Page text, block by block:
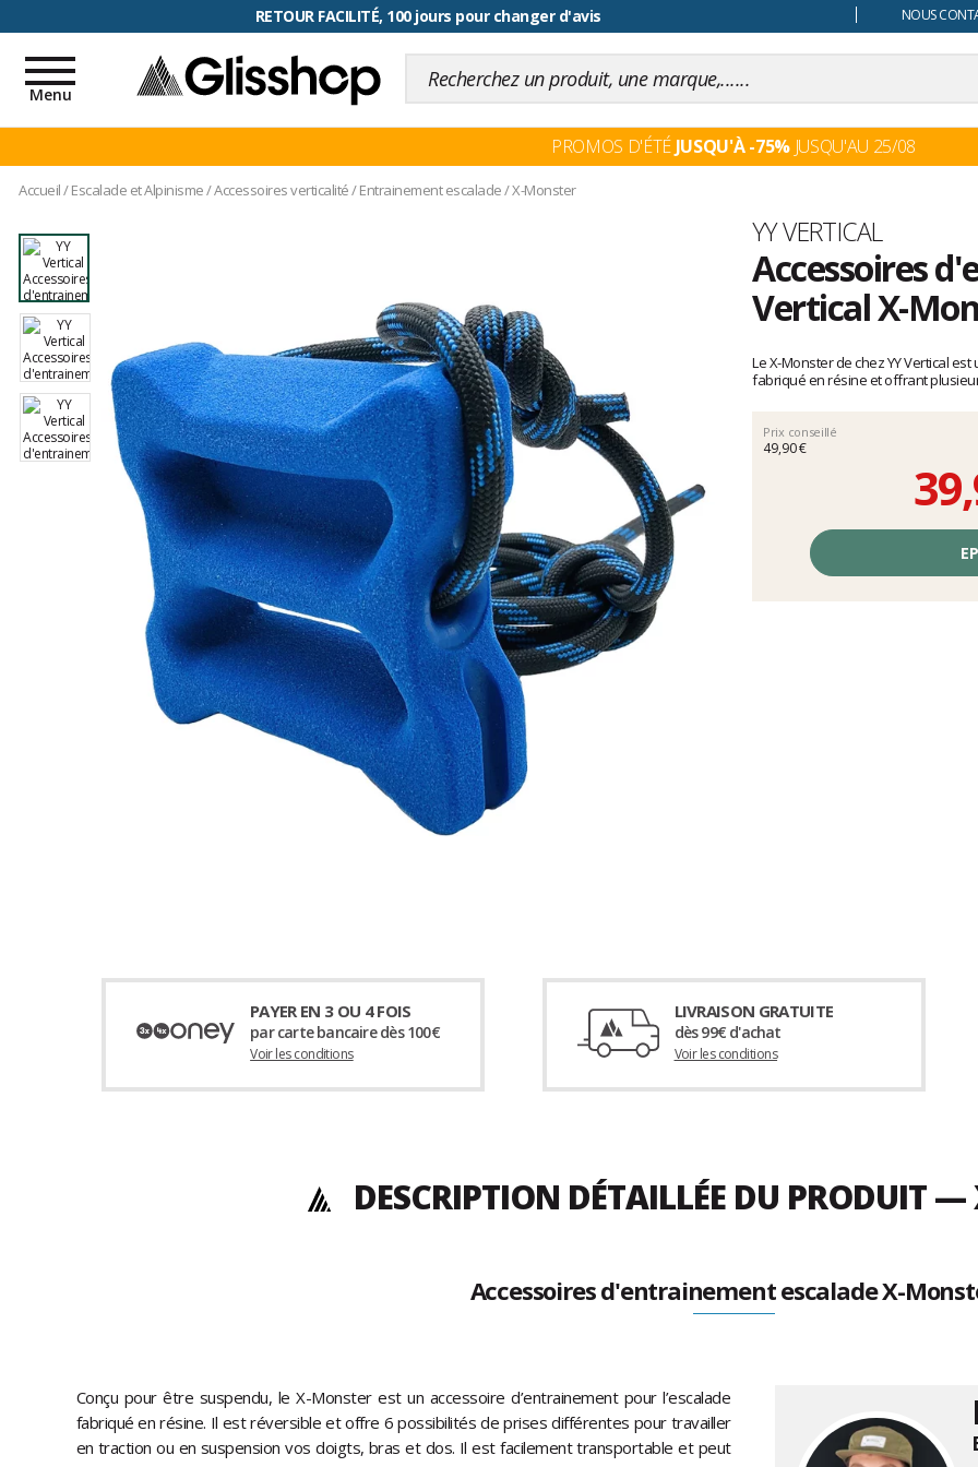
RETOUR FACILITÉ, 100 jours pour changer d'avis NOUS
Toggle
navigation
Menu
PROMOS D'ÉTÉ JUSQU'À -75%JUSQU'AU 25/08
Accueil/Escalade et Alpinisme/Accessoires verticalité/Entrainement escalade/X-Monster
Marque
YY VERTICAL
Accessoires
Vertical X-
avis
clients
Le X-Monster de chez YY Vertical
fabriqué en résine et offrant
Prix conseillé
49,90 €
PAYER EN 3 OU 4 FOIS
par carte bancaire dès 100€
Voir les conditions
LIVRAISON GRATUITE
dès 99€ d'achat
Voir les conditions
DESCRIPTION DÉTAILLÉE DU PRODUIT
Accessoires d'entrainement escalade X-
Conçu pour être suspendu, le X-Monster est un accessoire d’entrainement pour l’escalade
fabriqué en résine. Il est réversible et offre 6 possibilités de prises différentes pour travailler
en traction ou en suspension vos doigts, bras et dos. Il est facilement transportable et peut